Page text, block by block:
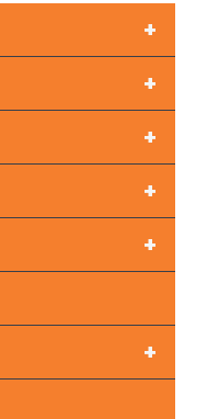
+
+
+
+
+
+